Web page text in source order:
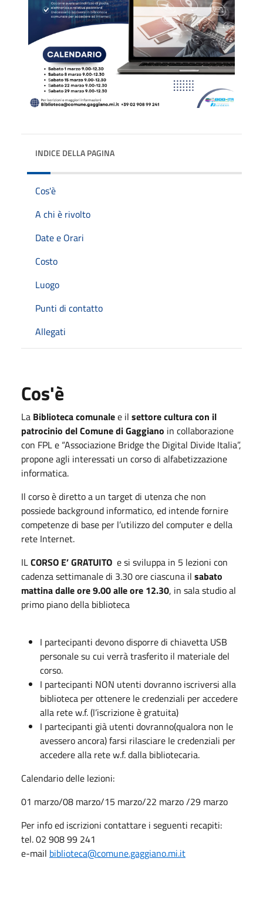
INDICE DELLA PAGINA
Cos'è
A chi è rivolto
Date e Orari
Costo
Luogo
Punti di contatto
Allegati
Cos'è
La Biblioteca comunalee il settore cultura con il
patrocinio del Comune di Gaggiano in collaborazione
con FPL e “Associazione Bridge the Digital Divide Italia”,
propone agli interessati un corso di alfabetizzazione
informatica.
Il corso è diretto a un target di utenza che non
possiede background informatico, ed intende fornire
competenze di base per l’utilizzo del computer e della
rete Internet.
ILCORSO E’ GRATUITO e si sviluppa in 5 lezioni con
cadenza settimanale di 3.30 ore ciascuna il sabato
mattina dalle ore 9.00 alle ore 12.30, in sala studio al
primo piano della biblioteca
I partecipanti devono disporre di chiavetta USB
personale su cui verrà trasferito il materiale del
corso.
I partecipanti NON utenti dovranno iscriversi alla
biblioteca per ottenere le credenziali per accedere
alla rete w.f. (l’iscrizione è gratuita)
I partecipanti già utenti dovranno(qualora non le
avessero ancora) farsi rilasciare le credenziali per
accedere alla rete w.f. dalla bibliotecaria.
Calendario delle lezioni:
01 marzo/08 marzo/15 marzo/22 marzo /29 marzo
Per info ed iscrizioni contattare i seguenti recapiti:
tel. 02 908 99 241
e-mail biblioteca@comune.gaggiano.mi.it